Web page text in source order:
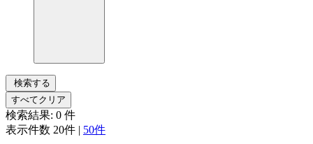
検索する
すべてクリア
検索結果: 0 件
表示件数 20件 | 50件